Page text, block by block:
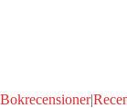
Bokrecensioner|